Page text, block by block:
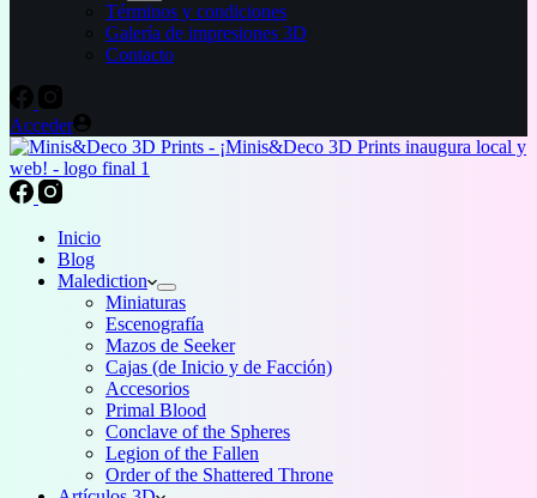
Términos y condiciones
Galería de impresiones 3D
Contacto
Acceder
Inicio
Blog
Malediction
Miniaturas
Escenografía
Mazos de Seeker
Cajas (de Inicio y de Facción)
Accesorios
Primal Blood
Conclave of the Spheres
Legion of the Fallen
Order of the Shattered Throne